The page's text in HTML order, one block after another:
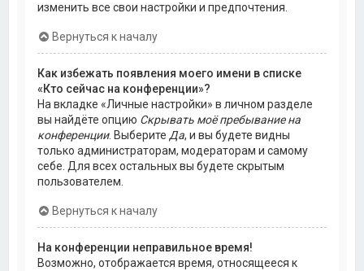
изменить все свои настройки и предпочтения.
Вернуться к началу
Как избежать появления моего имени в списке
«Кто сейчас на конференции»?
На вкладке «Личные настройки» в личном разделе
вы найдёте опцию Скрывать моё пребывание на
конференции. Выберите Да, и вы будете видны
только администраторам, модераторам и самому
себе. Для всех остальных вы будете скрытым
пользователем.
Вернуться к началу
На конференции неправильное время!
Возможно, отображается время, относящееся к